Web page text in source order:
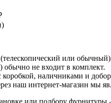
или
не входит в комплект.
коробкой, наличниками и
наш интернет-магазин мы
или подбору